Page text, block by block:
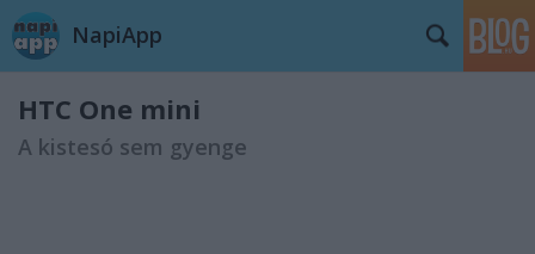
NapiApp
HTC One mini
A kistesó sem gyenge